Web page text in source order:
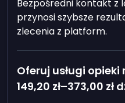
Bezpośredni kontakt z
przynosi szybsze
zlecenia z platform.
Oferuj usługi
149,20 zł–373,00 zł